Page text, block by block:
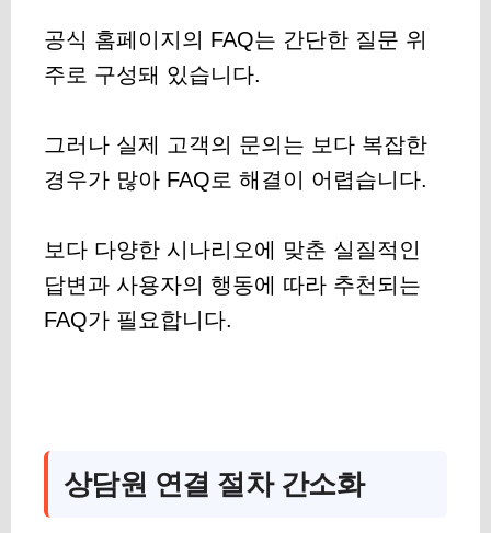
공식 홈페이지의 FAQ는 간단한 질문 위
주로 구성돼 있습니다.
그러나 실제 고객의 문의는 보다 복잡한
경우가 많아 FAQ로 해결이 어렵습니다.
보다 다양한 시나리오에 맞춘 실질적인
답변과 사용자의 행동에 따라 추천되는
FAQ가 필요합니다.
상담원 연결 절차 간소화